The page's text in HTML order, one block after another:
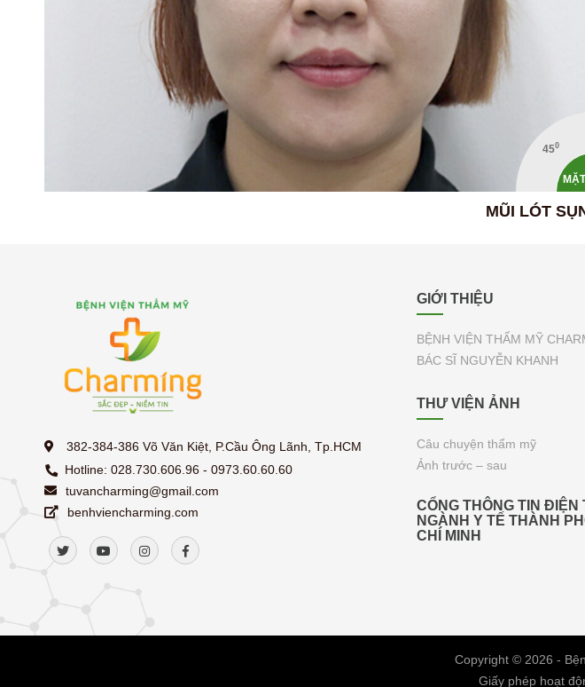
450
MŨI LÓT
382-384-386 Võ Văn Kiệt, P.Cầu Ông Lãnh, Tp.HCM
Hotline: 028.730.606.96 - 0973.60.60.60
tuvancharming@gmail.com
benhviencharming.com
GIỚI THIỆU
BỆNH VIỆN THẨM MỸ
BÁC SĨ NGUYỄN KHANH
THƯ VIỆN ẢNH
Câu chuyện thẩm mỹ
Ảnh trước – sau
CỔNG THÔNG TIN ĐIỆN
NGÀNH Y TẾ THÀNH
CHÍ MINH
Copyright © 2026 -
Giấy phép hoạt